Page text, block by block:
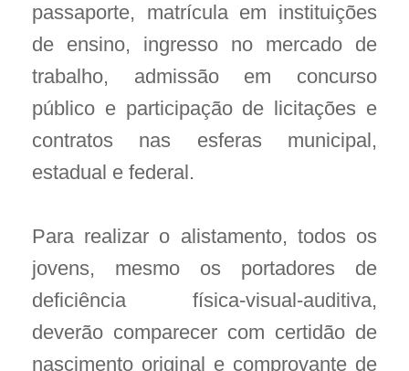
passaporte, matrícula em instituições
de ensino, ingresso no mercado de
trabalho, admissão em concurso
público e participação de licitações e
contratos nas esferas municipal,
estadual e federal.
Para realizar o alistamento, todos os
jovens, mesmo os portadores de
deficiência física-visual-auditiva,
deverão comparecer com certidão de
nascimento original e comprovante de